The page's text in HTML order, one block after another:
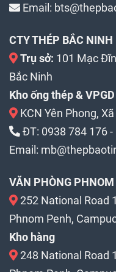
Email:
CTY THÉP BẮC NINH
Trụ sở: 101 Mạc
Bắc Ninh
Kho ống thép & VPGD
KCN Yên Phong,
ĐT: 0938 784 176-
Email:
VĂN PHÒNG
252 National Road
Phnom Penh,
Kho hàng
248 National Road